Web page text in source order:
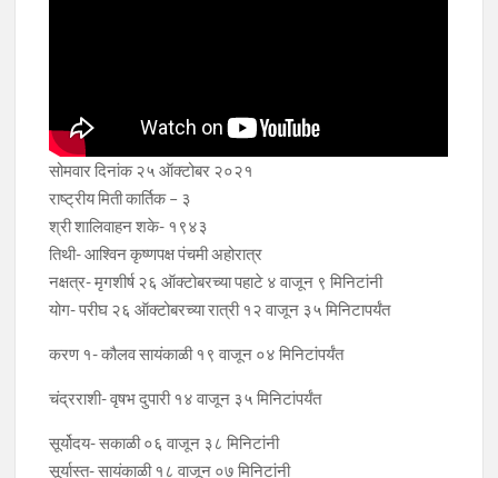
सोमवार दिनांक २५ ऑक्टोबर २०२१
राष्ट्रीय मिती कार्तिक – ३
श्री शालिवाहन शके- १९४३
तिथी- आश्विन कृष्णपक्ष पंचमी अहोरात्र
नक्षत्र- मृगशीर्ष २६ ऑक्टोबरच्या पहाटे ४ वाजून ९ मिनिटांनी
योग- परीघ २६ ऑक्टोबरच्या रात्री १२ वाजून ३५ मिनिटापर्यंत
करण १- कौलव सायंकाळी १९ वाजून ०४ मिनिटांपर्यंत
चंद्रराशी- वृषभ दुपारी १४ वाजून ३५ मिनिटांपर्यंत
सूर्योदय- सकाळी ०६ वाजून ३८ मिनिटांनी
सूर्यास्त- सायंकाळी १८ वाजून ०७ मिनिटांनी